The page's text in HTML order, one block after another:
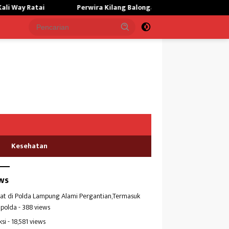
Kilang Balongan Gelar Doa Bersama, Perkuat Integritas dan
Kesehatan
di Polda Lampung Alami Pergantian,Termasuk
- 388 views
- 18,581 views